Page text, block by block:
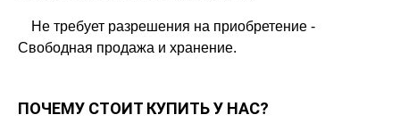
Не требует разрешения на приобретение -
Свободная продажа и хранение.
ПОЧЕМУ СТОИТ КУПИТЬ У НАС?